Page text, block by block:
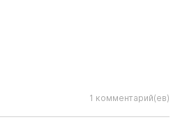
1 комментарий(ев)